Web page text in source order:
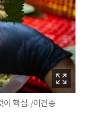
이 핵심. /이건송